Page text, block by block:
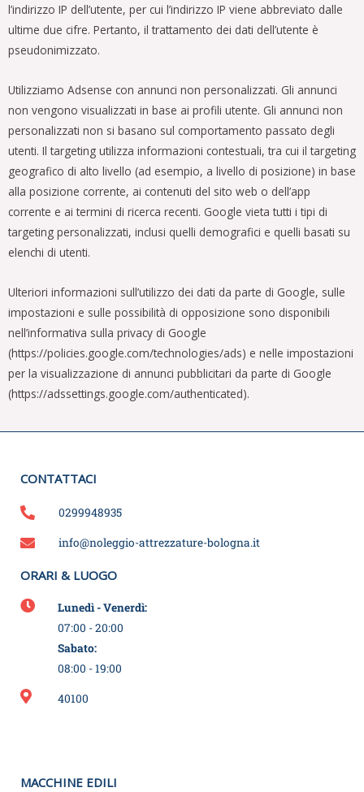
l’indirizzo IP dell’utente, per cui l’indirizzo IP viene abbreviato dalle
ultime due cifre. Pertanto, il trattamento dei dati dell’utente è
pseudonimizzato.
Utilizziamo Adsense con annunci non personalizzati. Gli annunci
non vengono visualizzati in base ai profili utente. Gli annunci non
personalizzati non si basano sul comportamento passato degli
utenti. Il targeting utilizza informazioni contestuali, tra cui il targeting
geografico di alto livello (ad esempio, a livello di posizione) in base
alla posizione corrente, ai contenuti del sito web o dell’app
corrente e ai termini di ricerca recenti. Google vieta tutti i tipi di
targeting personalizzati, inclusi quelli demografici e quelli basati su
elenchi di utenti.
Ulteriori informazioni sull’utilizzo dei dati da parte di Google, sulle
impostazioni e sulle possibilità di opposizione sono disponibili
nell’informativa sulla privacy di Google
(https://policies.google.com/technologies/ads) e nelle impostazioni
per la visualizzazione di annunci pubblicitari da parte di Google
(https://adssettings.google.com/authenticated).
CONTATTACI
0299948935
info@noleggio-attrezzature-bologna.it
ORARI & LUOGO
Lunedì - Venerdì:
07:00 - 20:00
Sabato:
08:00 - 19:00
40100
MACCHINE EDILI